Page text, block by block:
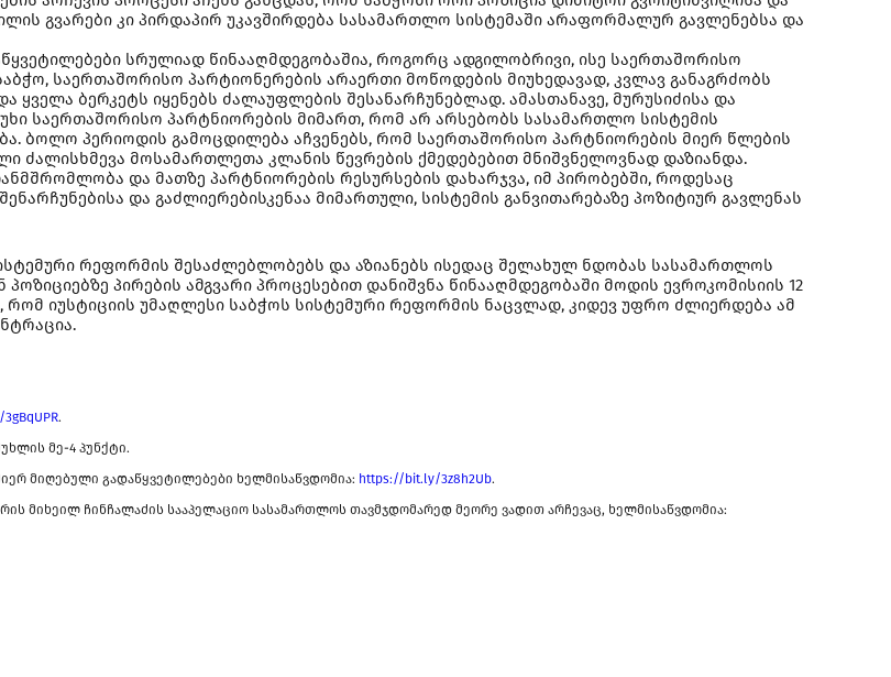
გვარები კი პირდაპირ უკავშირდება სასამართლო სისტემაში არაფორმალურ გავლენებსა და
სრულიად წინააღმდეგობაშია, როგორც ადგილობრივი, ისე საერთაშორისო
საერთაშორისო პარტიონერების არაერთი მოწოდების მიუხედავად, კვლავ განაგრძობს
ყველა ბერკეტს იყენებს ძალაუფლების შესანარჩუნებლად. ამასთანავე, მურუსიძისა და
საერთაშორისო პარტნიორების მიმართ, რომ არ არსებობს სასამართლო სისტემის
ბოლო პერიოდის გამოცდილება აჩვენებს, რომ საერთაშორისო პარტნიორების მიერ წლების
ძალისხმევა მოსამართლეთა კლანის წევრების ქმედებებით მნიშვნელოვნად დაზიანდა.
და მათზე პარტნიორების რესურსების დახარჯვა, იმ პირობებში, როდესაც
და გაძლიერებისკენაა მიმართული, სისტემის განვითარებაზე პოზიტიურ გავლენას
რეფორმის შესაძლებლობებს და აზიანებს ისედაც შელახულ ნდობას სასამართლოს
პირების ამგვარი პროცესებით დანიშვნა წინააღმდეგობაში მოდის ევროკომისიის 12
რომ იუსტიციის უმაღლესი საბჭოს სისტემური რეფორმის ნაცვლად, კიდევ უფრო ძლიერდება ამ
.
მე-4 პუნქტი.
მიღებული გადაწყვეტილებები ხელმისაწვდომია: https://bit.ly/3z8h2Ub.
მიხეილ ჩინჩალაძის სააპელაციო სასამართლოს თავმჯდომარედ მეორე ვადით არჩევაც, ხელმისაწვდომია: